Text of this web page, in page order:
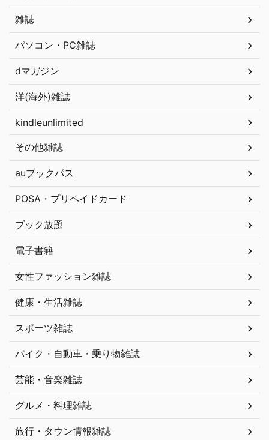
雑誌
パソコン・PC雑誌
dマガジン
洋(海外)雑誌
kindleunlimited
その他雑誌
auブックパス
POSA・プリペイドカード
ブック放題
電子書籍
女性ファッション雑誌
健康・生活雑誌
スポーツ雑誌
バイク・自動車・乗り物雑誌
芸能・音楽雑誌
グルメ・料理雑誌
旅行・タウン情報雑誌